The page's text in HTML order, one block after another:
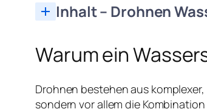
Inhalt – Drohnen
Warum ein
Drohnen bestehen aus
sondern vor allem die Kombination